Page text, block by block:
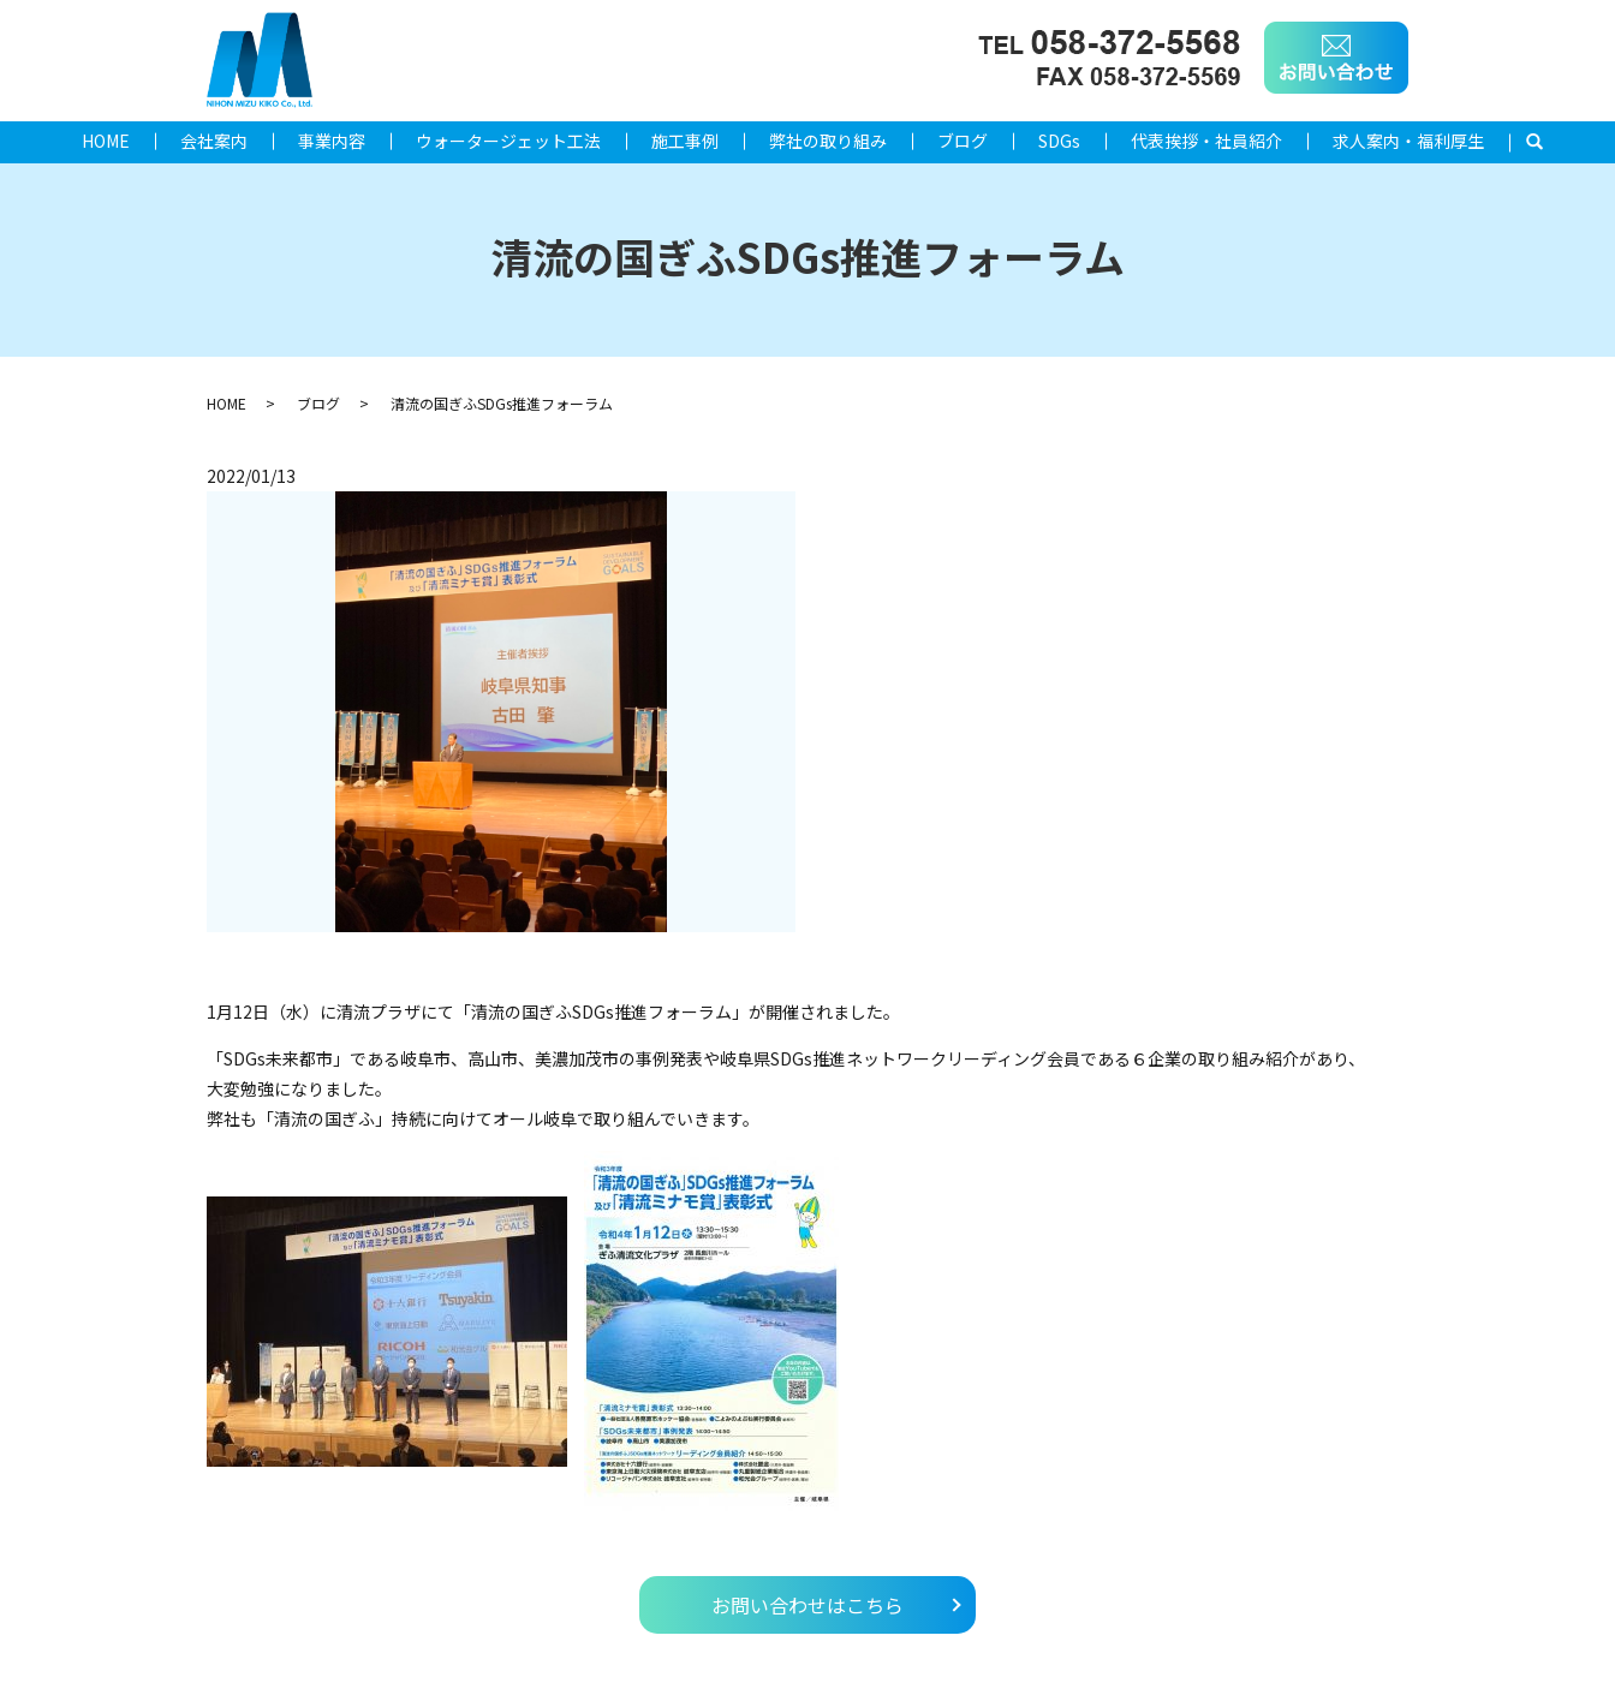
HOME 会社案内 事業内容 ウォータージェット工法 施工事例 弊社の取り組み ブログ SDGs 代表挨拶・社員紹介 求人案内・福利厚生 search
清流の国ぎふSDGs推進フォーラム
HOME ブログ 清流の国ぎふSDGs推進フォーラム
2022/01/13
1月12日（水）に清流プラザにて「清流の国ぎふSDGs推進フォーラム」が開催されました。
「SDGs未来都市」である岐阜市、高山市、美濃加茂市の事例発表や岐阜県SDGs推進ネットワークリーディング会員である６企業の取り組み紹介があり、
大変勉強になりました。
弊社も「清流の国ぎふ」持続に向けてオール岐阜で取り組んでいきます。
お問い合わせはこちら